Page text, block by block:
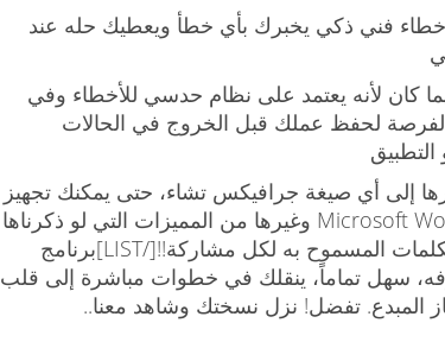
فني ذكي يخبرك بأي خطأ ويعطيك حله عند
كان لأنه يعتمد على نظام حدسي للأخطاء وفي
لحفظ عملك قبل الخروج في الحالات
إلى أي صيغة جرافيكس تشاء، حتى يمكنك تجهيز
أعمالك لتستعملها مع Microsoft Word وغيرها من المميزات التي لو ذكرناها
لوصلنا إلى سقف عدد الكلمات المسموح به لكل مشاركة!![/LIST]برنامج
سهل تماماً، ينقلك في خطوات مباشرة إلى قلب
المبدع. تفضل! نزل نسختك وشاهد معنا..